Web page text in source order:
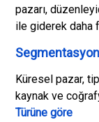
pazarı,
ile giderek daha
Küresel pazar,
kaynak ve
Türüne göre